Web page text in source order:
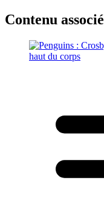
Contenu associé